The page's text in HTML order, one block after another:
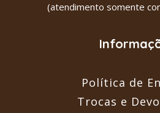
(atendimento somente
Política de
Trocas e